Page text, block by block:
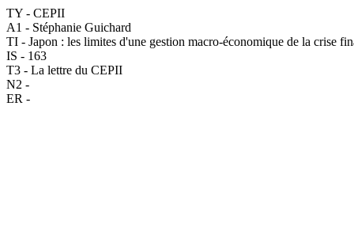
TY - CEPII
A1 - Stéphanie Guichard
TI - Japon : les limites d'une gestion macro-économique de la crise
IS - 163
T3 - La lettre du CEPII
N2 -
ER -